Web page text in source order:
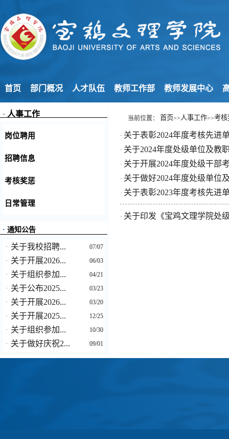
首页 部门概况 人才队伍 教师工作部 教师发展中心
· 人事工作
岗位聘用
招聘信息
考核奖惩
日常管理
· 通知公告
· 关于我校招聘...
07/07
· 关于开展2026...
06/03
· 关于组织参加...
04/21
· 关于公布2025...
03/23
· 关于开展2026...
03/20
· 关于开展2025...
12/25
· 关于组织参加...
10/30
· 关于做好庆祝2... 09/01
当前位置： 首页>>人事工作>>考核
· 关于表彰2024年度考核先进
· 关于2024年度处级单位及教
· 关于开展2024年度处级干部
· 关于做好2024年度处级单位
· 关于表彰2023年度考核先进
· 关于印发《宝鸡文理学院处